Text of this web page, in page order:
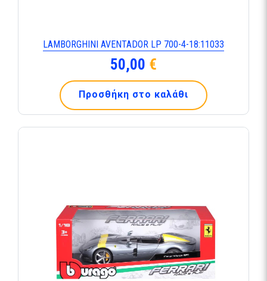
LAMBORGHINI AVENTADOR LP 700-4-18:11033
50,00 €
Προσθήκη στο καλάθι